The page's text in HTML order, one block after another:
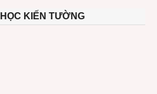
KIẾN TƯỜNG